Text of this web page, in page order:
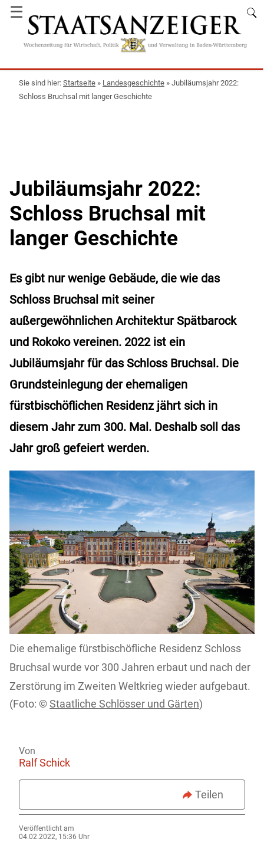
☰
Startseite » Landesgeschichte » Jubiläumsjahr 2022:
Schloss Bruchsal mit langer Geschichte
Jubiläumsjahr 2022:
Schloss Bruchsal mit
langer Geschichte
Es gibt nur wenige Gebäude, die wie das
Schloss Bruchsal mit seiner
außergewöhnlichen Architektur Spätbarock
und Rokoko vereinen. 2022 ist ein
Jubiläumsjahr für das Schloss Bruchsal. Die
Grundsteinlegung der ehemaligen
fürstbischöflichen Residenz jährt sich in
diesem Jahr zum 300. Mal. Deshalb soll das
Jahr groß gefeiert werden.
Die ehemalige fürstbischöfliche Residenz Schloss
Bruchsal wurde vor 300 Jahren erbaut und nach der
Zerstörung im Zweiten Weltkrieg wieder aufgebaut.
Staatliche Schlösser und Gärten)
Von
Ralf Schick
Teilen
Veröffentlicht am
04.02.2022, 15:36 Uhr